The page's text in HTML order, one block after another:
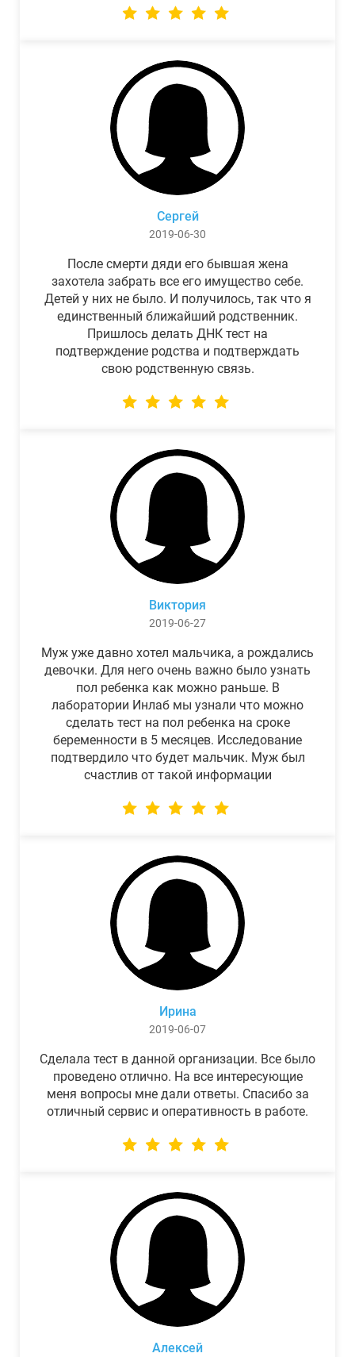
Сергей
2019-06-30
После смерти дяди его бывшая жена
захотела забрать все его имущество себе.
Детей у них не было. И получилось, так что я
единственный ближайший родственник.
Пришлось делать ДНК тест на
подтверждение родства и подтверждать
свою родственную связь.
Виктория
2019-06-27
Муж уже давно хотел мальчика, а рождались
девочки. Для него очень важно было узнать
пол ребенка как можно раньше. В
лаборатории Инлаб мы узнали что можно
сделать тест на пол ребенка на сроке
беременности в 5 месяцев. Исследование
подтвердило что будет мальчик. Муж был
счастлив от такой информации
Ирина
2019-06-07
Сделала тест в данной организации. Все было
проведено отлично. На все интересующие
меня вопросы мне дали ответы. Спасибо за
отличный сервис и оперативность в работе.
Алексей